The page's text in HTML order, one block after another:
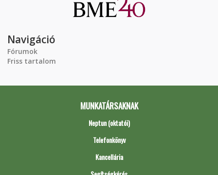
Navigáció
Fórumok
Friss tartalom
MUNKATÁRSAKNAK
Neptun (oktatói)
Telefonkönyv
Kancellária